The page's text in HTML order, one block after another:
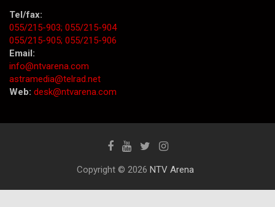
Tel/fax:
055/215-903; 055/215-904
055/215-905; 055/215-906
Email:
info@ntvarena.com
astramedia@telrad.net
Web: desk@ntvarena.com
Copyright © 2026 NTV Arena